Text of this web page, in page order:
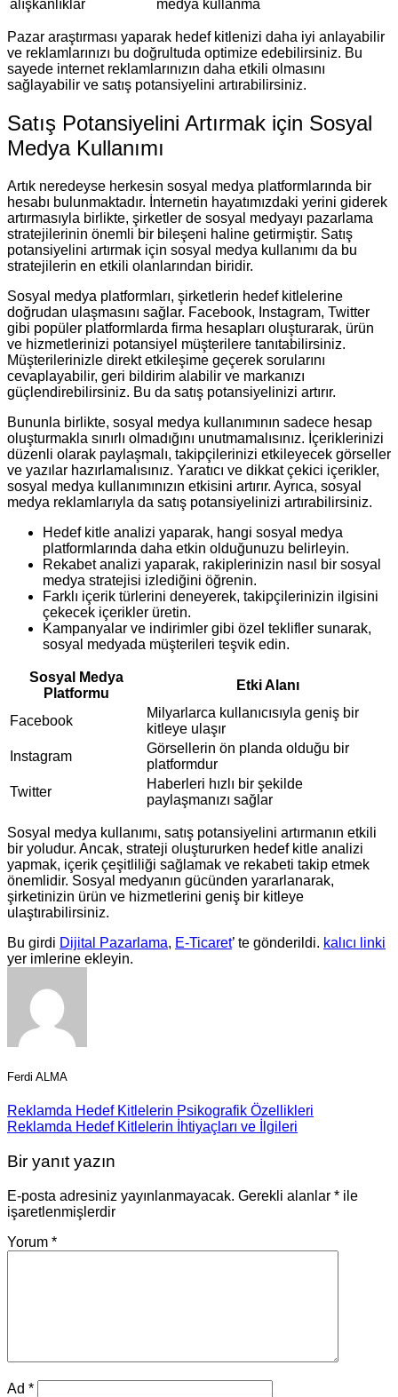
alışkanlıklar medya kullanma
Pazar araştırması yaparak hedef kitlenizi daha iyi anlayabilir
ve reklamlarınızı bu doğrultuda optimize edebilirsiniz. Bu
sayede internet reklamlarınızın daha etkili olmasını
sağlayabilir ve satış potansiyelini artırabilirsiniz.
Satış Potansiyelini Artırmak için Sosyal
Medya Kullanımı
Artık neredeyse herkesin sosyal medya platformlarında bir
hesabı bulunmaktadır. İnternetin hayatımızdaki yerini giderek
artırmasıyla birlikte, şirketler de sosyal medyayı pazarlama
stratejilerinin önemli bir bileşeni haline getirmiştir. Satış
potansiyelini artırmak için sosyal medya kullanımı da bu
stratejilerin en etkili olanlarından biridir.
Sosyal medya platformları, şirketlerin hedef kitlelerine
doğrudan ulaşmasını sağlar. Facebook, Instagram, Twitter
gibi popüler platformlarda firma hesapları oluşturarak, ürün
ve hizmetlerinizi potansiyel müşterilere tanıtabilirsiniz.
Müşterilerinizle direkt etkileşime geçerek sorularını
cevaplayabilir, geri bildirim alabilir ve markanızı
güçlendirebilirsiniz. Bu da satış potansiyelinizi artırır.
Bununla birlikte, sosyal medya kullanımının sadece hesap
oluşturmakla sınırlı olmadığını unutmamalısınız. İçeriklerinizi
düzenli olarak paylaşmalı, takipçilerinizi etkileyecek görseller
ve yazılar hazırlamalısınız. Yaratıcı ve dikkat çekici içerikler,
sosyal medya kullanımınızın etkisini artırır. Ayrıca, sosyal
medya reklamlarıyla da satış potansiyelinizi artırabilirsiniz.
Hedef kitle analizi yaparak, hangi sosyal medya
platformlarında daha etkin olduğunuzu belirleyin.
Rekabet analizi yaparak, rakiplerinizin nasıl bir sosyal
medya stratejisi izlediğini öğrenin.
Farklı içerik türlerini deneyerek, takipçilerinizin ilgisini
çekecek içerikler üretin.
Kampanyalar ve indirimler gibi özel teklifler sunarak,
sosyal medyada müşterileri teşvik edin.
Sosyal Medya
Platformu
Etki Alanı
Facebook
Milyarlarca kullanıcısıyla geniş bir
kitleye ulaşır
Instagram
Görsellerin ön planda olduğu bir
platformdur
Twitter
Haberleri hızlı bir şekilde
paylaşmanızı sağlar
Sosyal medya kullanımı, satış potansiyelini artırmanın etkili
bir yoludur. Ancak, strateji oluştururken hedef kitle analizi
yapmak, içerik çeşitliliği sağlamak ve rekabeti takip etmek
önemlidir. Sosyal medyanın gücünden yararlanarak,
şirketinizin ürün ve hizmetlerini geniş bir kitleye
ulaştırabilirsiniz.
Bu girdi Dijital Pazarlama, E-Ticaret’ te gönderildi. kalıcı linki
yer imlerine ekleyin.
Ferdi ALMA
Reklamda Hedef Kitlelerin Psikografik Özellikleri
Reklamda Hedef Kitlelerin İhtiyaçları ve İlgileri
Bir yanıt yazın
E-posta adresiniz yayınlanmayacak. Gerekli alanlar * ile
işaretlenmişlerdir
Yorum *
Ad *